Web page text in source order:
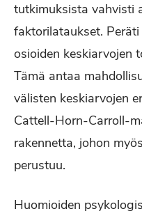
tutkimuksista vahvisti
faktorilataukset.
osioiden keskiarvojen
Tämä antaa
välisten keskiarvojen
Cattell-Horn-Carroll-
rakennetta, johon
perustuu.
Huomioiden